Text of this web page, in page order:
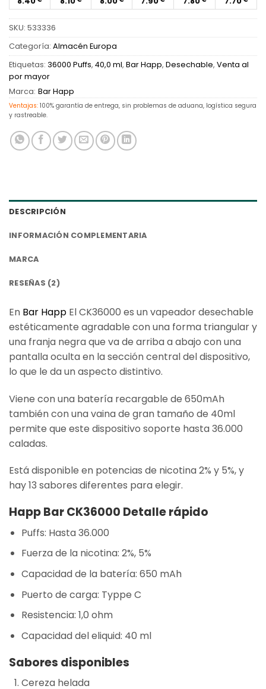
SKU: 533336
Categoría: Almacén Europa
Etiquetas: 36000 Puffs, 40,0 ml, Bar Happ, Desechable, Venta al
por mayor
Marca: Bar Happ
Ventajas: 100% garantía de entrega, sin problemas de aduana, logística segura
y rastreable.
DESCRIPCIÓN
INFORMACIÓN COMPLEMENTARIA
MARCA
RESEÑAS (2)
En Bar Happ El CK36000 es un vapeador desechable
estéticamente agradable con una forma triangular y
una franja negra que va de arriba a abajo con una
pantalla oculta en la sección central del dispositivo,
lo que le da un aspecto distintivo.
Viene con una batería recargable de 650mAh
también con una vaina de gran tamaño de 40ml
permite que este dispositivo soporte hasta 36.000
caladas.
Está disponible en potencias de nicotina 2% y 5%, y
hay 13 sabores diferentes para elegir.
Happ Bar CK36000 Detalle rápido
Puffs: Hasta 36.000
Fuerza de la nicotina: 2%, 5%
Capacidad de la batería: 650 mAh
Puerto de carga: Typpe C
Resistencia: 1,0 ohm
Capacidad del eliquid: 40 ml
Sabores disponibles
Cereza helada